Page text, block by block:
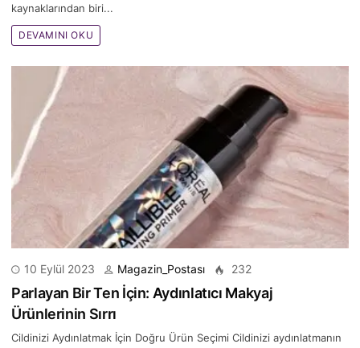
kaynaklarından biri...
DEVAMINI OKU
10 Eylül 2023 Magazin_Postası 232
Parlayan Bir Ten İçin: Aydınlatıcı Makyaj
Ürünlerinin Sırrı
Cildinizi Aydınlatmak İçin Doğru Ürün Seçimi Cildinizi aydınlatmanın